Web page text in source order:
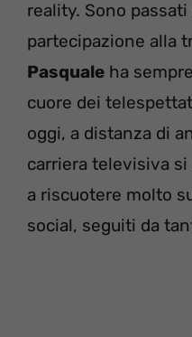
reality. Sono
partecipazione alla
Pasquale ha
cuore dei
oggi, a distanza di
carriera televisiva
a riscuotere molto
social, seguiti da